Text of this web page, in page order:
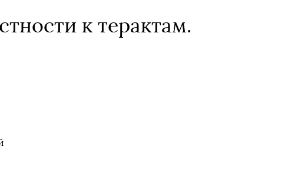
к терактам.